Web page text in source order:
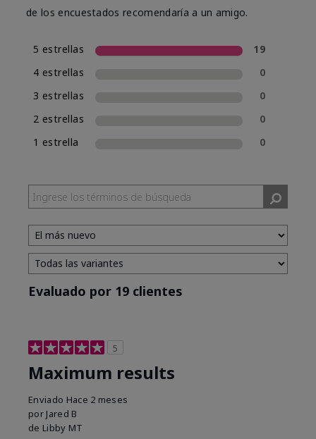
de los encuestados recomendaría a un amigo.
5 estrellas
19
4 estrellas
0
3 estrellas
0
2 estrellas
0
1 estrella
0
Evaluado por 19 clientes
5
Maximum results
Enviado Hace 2 meses
por Jared B
de Libby MT